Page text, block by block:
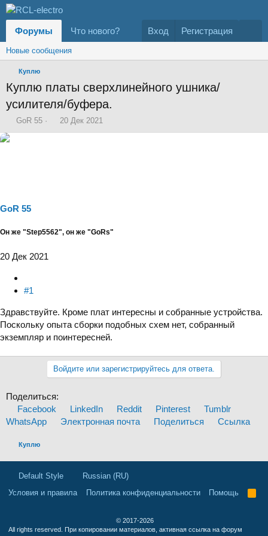
Форумы Что нового? Вход Регистрация
Новые сообщения
Куплю
Куплю платы сверхлинейного ушника/
усилителя/буфера.
А
в
ы
GoR 55
Д
а
20 Дек 2021
GoR 55
Он же "Step5562", он же "GoRs"
20 Дек 2021
#1
Здравствуйте. Кроме плат интересны и собранные устройства.
Поскольку опыта сборки подобных схем нет, собранный
экземпляр и поинтересней.
Войдите или зарегистрируйтесь для ответа.
Поделиться:
Facebook
LinkedIn Reddit Pinterest
Tumblr
WhatsApp
Электронная почта Поделиться Ссылка
Куплю
Default Style
Russian (RU)
Условия и правила
Политика конфиденциальности Помощь
R
© 2017-2026
All rights reserved. При копировании материалов, активная ссылка на форум